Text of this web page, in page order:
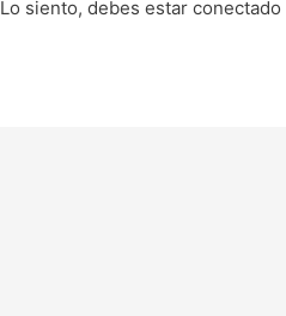
Lo siento, debes estarconectado